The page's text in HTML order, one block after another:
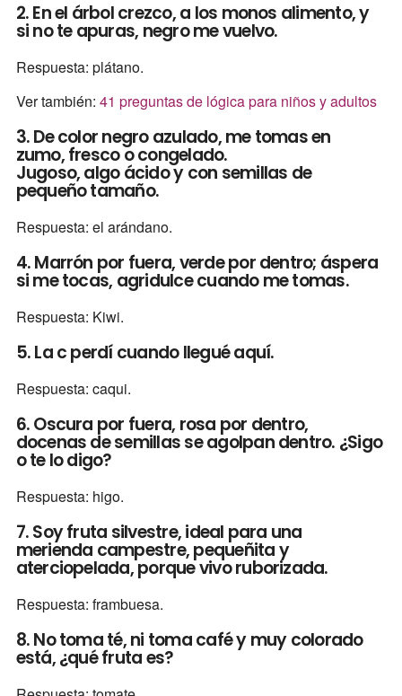
2. En el árbol crezco, a los monos alimento, y
si no te apuras, negro me vuelvo.
Respuesta: plátano.
Ver también: 41 preguntas de lógica para niños y adultos
3. De color negro azulado, me tomas en
zumo, fresco o congelado.
Jugoso, algo ácido y con semillas de
pequeño tamaño.
Respuesta: el arándano.
4. Marrón por fuera, verde por dentro; áspera
si me tocas, agridulce cuando me tomas.
Respuesta: Kiwi.
5. La c perdí cuando llegué aquí.
Respuesta: caqui.
6. Oscura por fuera, rosa por dentro,
docenas de semillas se agolpan dentro. ¿Sigo
o te lo digo?
Respuesta: higo.
7. Soy fruta silvestre, ideal para una
merienda campestre, pequeñita y
aterciopelada, porque vivo ruborizada.
Respuesta: frambuesa.
8. No toma té, ni toma café y muy colorado
está, ¿qué fruta es?